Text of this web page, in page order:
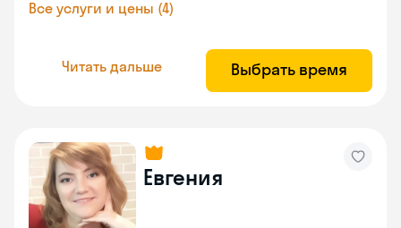
Все услуги и цены (4)
Читать дальше Выбрать время
Евгения